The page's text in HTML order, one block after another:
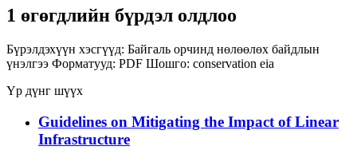
1 өгөгдлийн бүрдэл олдлоо
Бүрэлдэхүүн хэсгүүд: Байгаль орчинд нөлөөлөх байдлын
үнэлгээ Форматууд: PDF Шошго: conservation eia
Үр дүнг шүүх
Guidelines on Mitigating the Impact of Linear
Infrastructure